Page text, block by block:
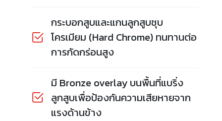
กระบอกสูบและแกนลูกสูบชุบ
โครเมียม (Hard Chrome) ทนทานต่อ
การกัดกร่อนสูง
มี Bronze overlay บนพื้นที่แบริ่ง
ลูกสูบเพื่อป้องกันความเสียหายจาก
แรงด้านข้าง